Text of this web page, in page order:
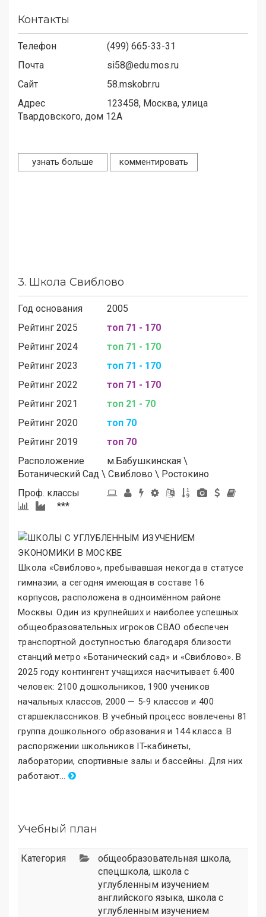
Контакты
Телефон
(499) 665-33-31
Почта
si58@edu.mos.ru
Сайт
58.mskobr.ru
Адрес
123458, Москва, улица
Твардовского, дом 12А
узнать больше комментировать
3. Школа Свиблово
Год основания
2005
Рейтинг 2025
топ 71 - 170
Рейтинг 2024
топ 71 - 170
Рейтинг 2023
топ 71 - 170
Рейтинг 2022
топ 71 - 170
Рейтинг 2021
топ 21 - 70
Рейтинг 2020
топ 70
Рейтинг 2019
топ 70
Расположение
м.Бабушкинская \
Ботанический Сад \ Свиблово \ Ростокино
Проф. классы
***
Школа «Свиблово», пребывавшая некогда в статусе
гимназии, а сегодня имеющая в составе 16
корпусов, расположена в одноимённом районе
Москвы. Один из крупнейших и наиболее успешных
общеобразовательных игроков СВАО обеспечен
транспортной доступностью благодаря близости
станций метро «Ботанический сад» и «Свиблово». В
2025 году контингент учащихся насчитывает 6.400
человек: 2100 дошкольников, 1900 учеников
начальных классов, 2000 — 5-9 классов и 400
старшеклассников. В учебный процесс вовлечены 81
группа дошкольного образования и 144 класса. В
распоряжении школьников IT-кабинеты,
лаборатории, спортивные залы и бассейны. Для них
работают...
Учебный план
Категория общеобразовательная школа,
спецшкола, школа с
углубленным изучением
английского языка, школа с
углубленным изучением